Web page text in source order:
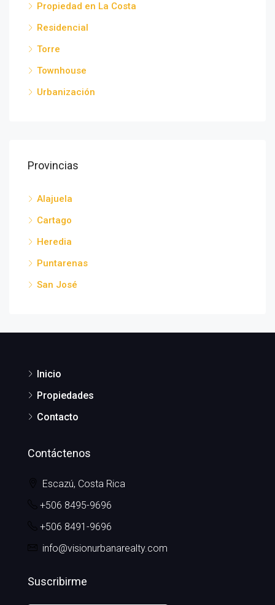
Propiedad en La Costa
Residencial
Torre
Townhouse
Urbanización
Provincias
Alajuela
Cartago
Heredia
Puntarenas
San José
Inicio
Propiedades
Contacto
Contáctenos
Escazú, Costa Rica
+506 8495-9696
+506 8491-9696
info@visionurbanarealty.com
Suscribirme